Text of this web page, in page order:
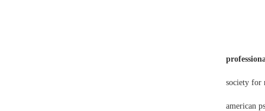
society for
american